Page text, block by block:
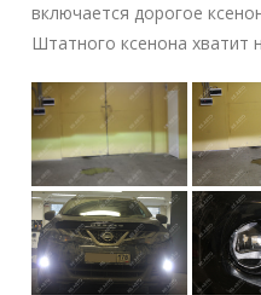
включается дорогое
Штатного ксенона хватит